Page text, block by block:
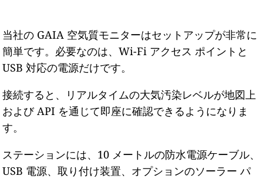
当社の GAIA 空気質モニターはセットアップが非常に
簡単です。必要なのは、Wi-Fi アクセス ポイントと
USB 対応の電源だけです。
接続すると、リアルタイムの大気汚染レベルが地図上
および API を通じて即座に確認できるようになりま
す。
ステーションには、10 メートルの防水電源ケーブル、
USB 電源、取り付け装置、オプションのソーラー パ